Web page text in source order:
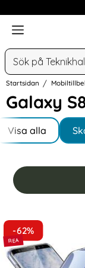
Meny
Sök
Startsidan
Galaxy
Hoppa
till
produkter
Visa alla
I Galaxy S8 Plus
Hoppa
över
filtersektionen
Filtrera &
produktlista
-62%